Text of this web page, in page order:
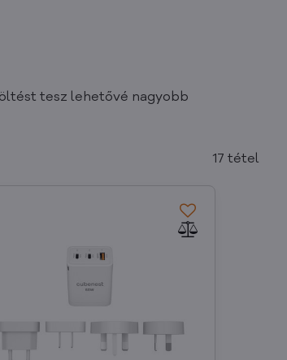
tesz lehetővé nagyobb
17 tétel